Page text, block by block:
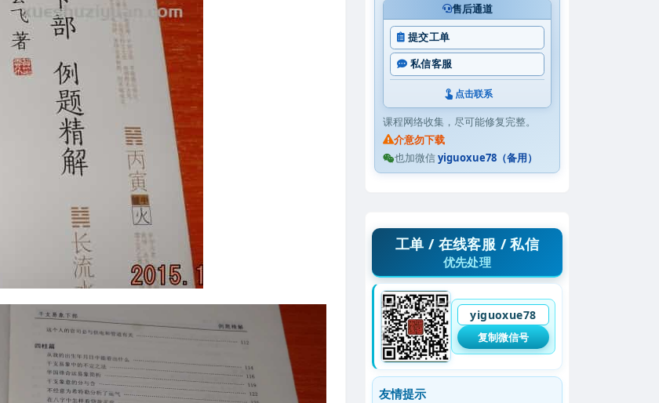
售后通道
提交工单
私信客服
点击联系
课程网络收集，尽可能修复完整。
介意勿下载
也加微信yiguoxue78（备用）
工单 / 在线客服 / 私信
优先处理
yiguoxue78
复制微信号
友情提示